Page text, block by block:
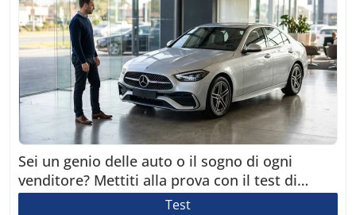
Sei un genio delle auto o il sogno di ogni
venditore? Mettiti alla prova con il test di
razionalità!
Test